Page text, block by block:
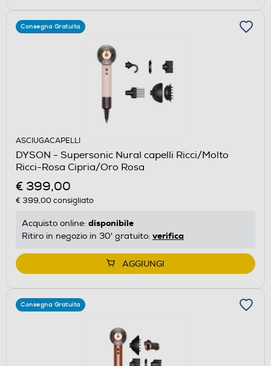
Consegna Gratuita
ASCIUGACAPELLI
DYSON - Supersonic Nural capelli Ricci/Molto
Ricci-Rosa Cipria/Oro Rosa
€ 399,00
€ 399,00consigliato
Acquisto online: disponibile
Ritiro in negozio in 30' gratuito: verifica
AGGIUNGI
Consegna Gratuita